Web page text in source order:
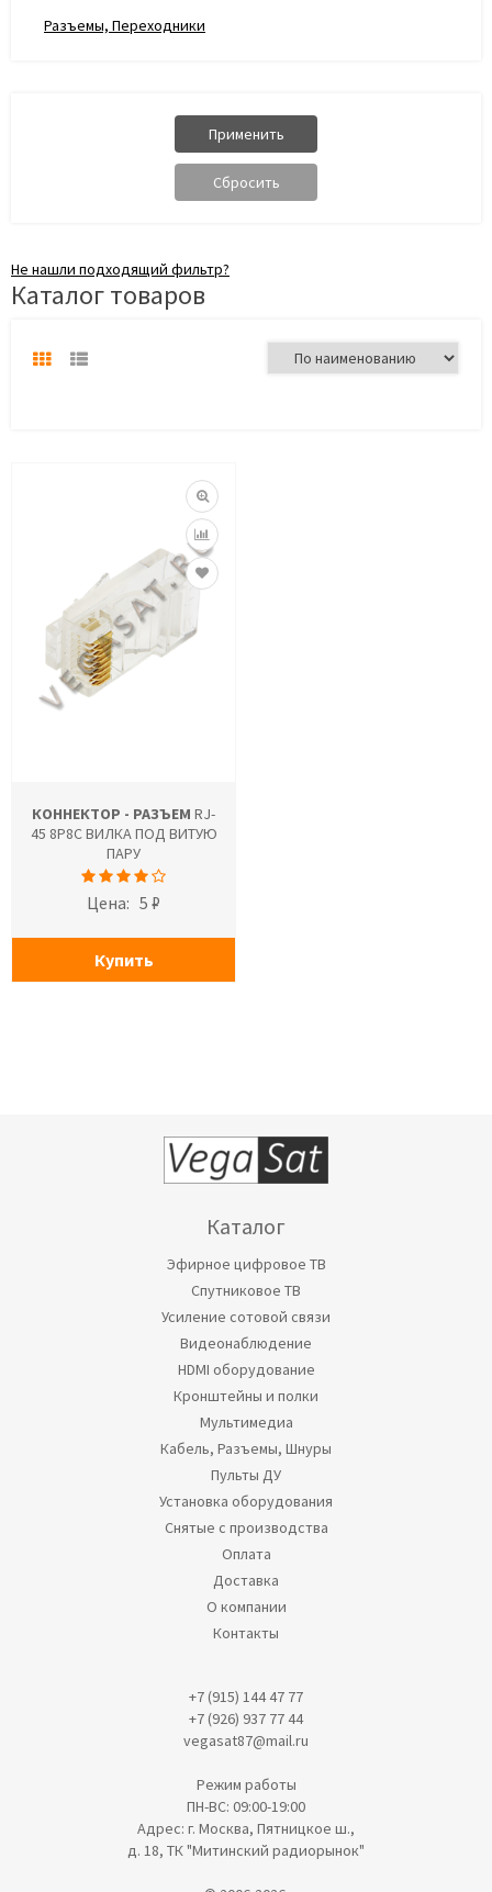
Разъемы, Переходники
Не нашли подходящий фильтр?
Каталог товаров
КОННЕКТОР - РАЗЪЕМ RJ-
45 8P8C ВИЛКА ПОД ВИТУЮ
ПАРУ
Цена: 5 ₽
Купить
Каталог
Эфирное цифровое ТВ
Спутниковое ТВ
Усиление сотовой связи
Видеонаблюдение
HDMI оборудование
Кронштейны и полки
Мультимедиа
Кабель, Разъемы, Шнуры
Пульты ДУ
Установка оборудования
Снятые с производства
Оплата
Доставка
О компании
Контакты
+7 (915) 144 47 77
+7 (926) 937 77 44
vegasat87@mail.ru
Режим работы
ПН-ВС: 09:00-19:00
Адрес: г. Москва, Пятницкое ш.,
д. 18, ТК "Митинский радиорынок"